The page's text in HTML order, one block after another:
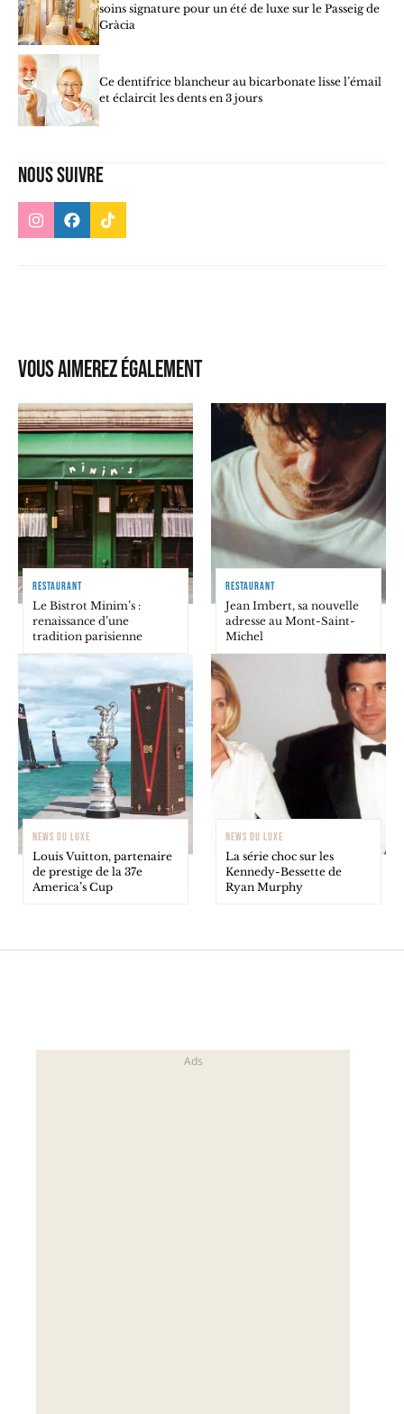
soins signature pour un été de luxe sur le Passeig de
Gràcia
Ce dentifrice blancheur au bicarbonate lisse l’émail
et éclaircit les dents en 3 jours
Nous suivre
Vous aimerez également
RESTAURANT
Le Bistrot Minim’s :
renaissance d’une
tradition parisienne
RESTAURANT
Jean Imbert, sa nouvelle
adresse au Mont-Saint-
Michel
NEWS DU LUXE
Louis Vuitton, partenaire
de prestige de la 37e
America’s Cup
NEWS DU LUXE
La série choc sur les
Kennedy-Bessette de
Ryan Murphy